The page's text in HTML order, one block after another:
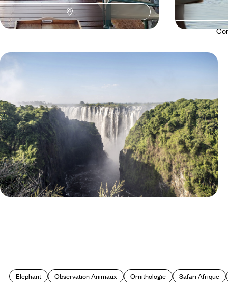
Elephant Observation Animaux Ornithologie Safari Afrique